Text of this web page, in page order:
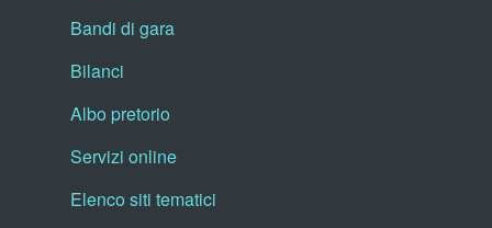
Bandi di gara
Bilanci
Albo pretorio
Servizi online
Elenco siti tematici